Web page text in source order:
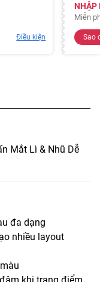
Điều kiện
NHẬP
Miễn
Sao
Mắt Lì & Nhũ Dễ
đa dạng
nhiều layout